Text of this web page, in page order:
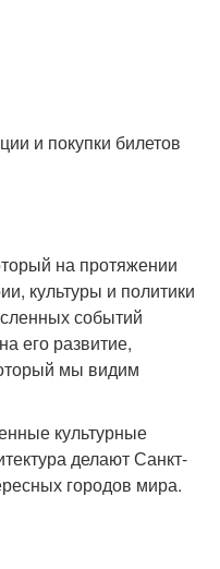
и покупки билетов
на протяжении
культуры и политики
событий
его развитие,
мы видим
культурные
делают Санкт-
городов мира.